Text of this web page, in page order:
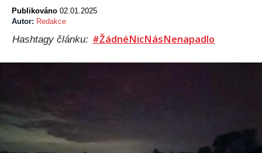
Publikováno 02.01.2025
Autor: Redakce
Hashtagy článku: #ŽádnéNicNásNenapadlo